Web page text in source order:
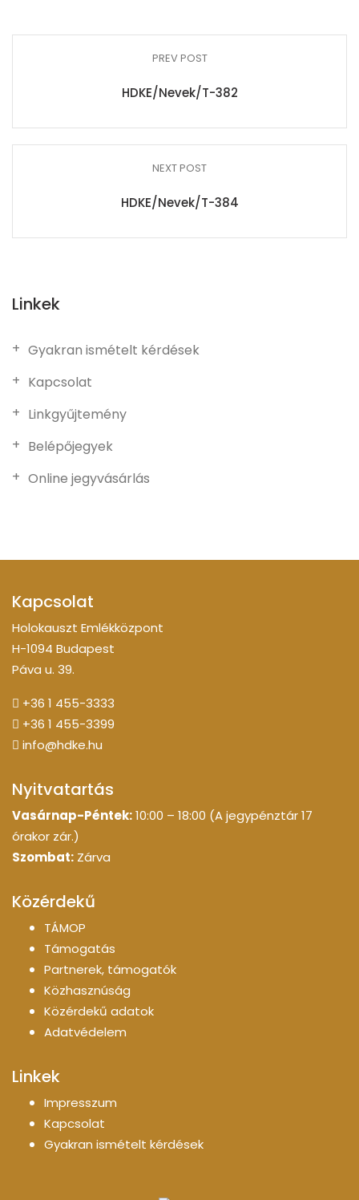
PREV POST
HDKE/Nevek/T-382
NEXT POST
HDKE/Nevek/T-384
Linkek
Gyakran ismételt kérdések
Kapcsolat
Linkgyűjtemény
Belépőjegyek
Online jegyvásárlás
Kapcsolat
Holokauszt Emlékközpont
H-1094 Budapest
Páva u. 39.
+36 1 455-3333
+36 1 455-3399
info@hdke.hu
Nyitvatartás
Vasárnap-Péntek:10:00 – 18:00 (A jegypénztár 17
órakor zár.)
Szombat: Zárva
Közérdekű
TÁMOP
Támogatás
Partnerek, támogatók
Közhasznúság
Közérdekű adatok
Adatvédelem
Linkek
Impresszum
Kapcsolat
Gyakran ismételt kérdések